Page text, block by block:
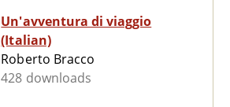
Un'avventura di viaggio
(Italian)
Roberto Bracco
428 downloads